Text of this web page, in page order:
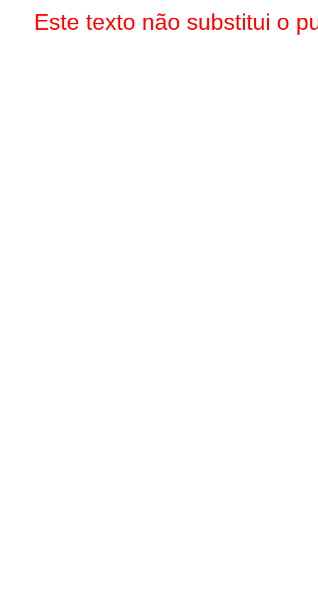
Este texto não substitui o